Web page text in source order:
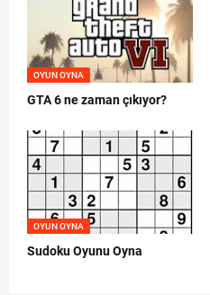
OYUN OYNA
GTA 6 ne zaman çıkıyor?
OYUN OYNA
Sudoku Oyunu Oyna